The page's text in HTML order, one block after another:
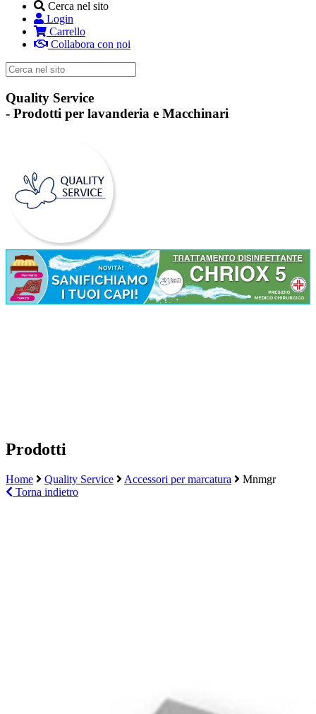
Cerca nel sito
Login
Carrello
Collabora con noi
Quality Service
- Prodotti per lavanderia e Macchinari
Prodotti
Home Quality Service Accessori per marcatura
Mnmgr
Torna indietro